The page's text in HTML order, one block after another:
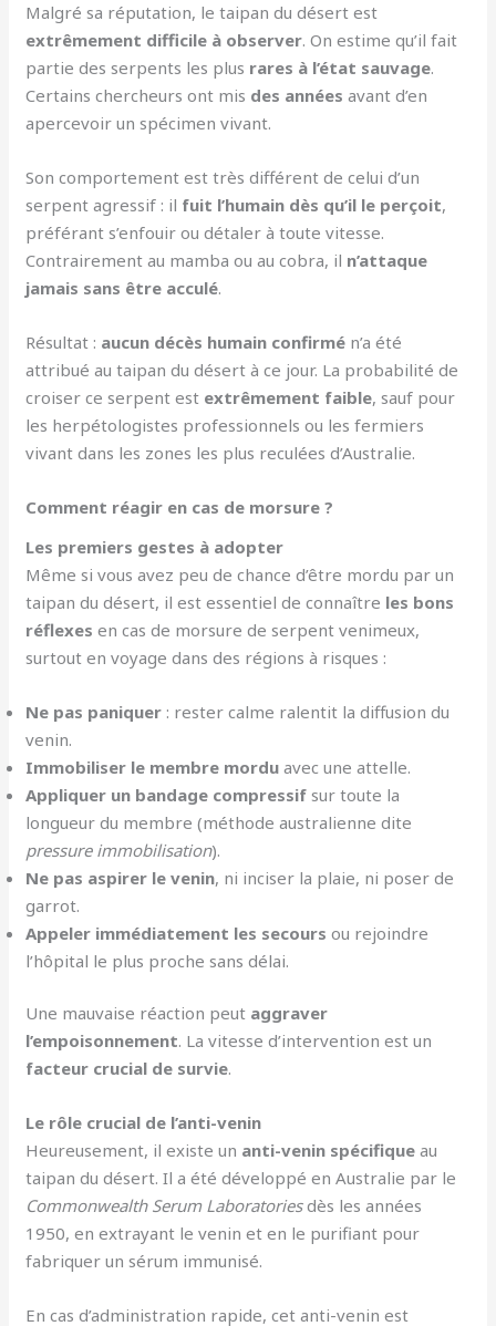
Malgré sa réputation, le taipan du désert est
extrêmement difficile à observer. On estime qu’il fait
partie des serpents les plus rares à l’état sauvage.
Certains chercheurs ont mis des années avant d’en
apercevoir un spécimen vivant.
Son comportement est très différent de celui d’un
serpent agressif : il fuit l’humain dès qu’il le perçoit,
préférant s’enfouir ou détaler à toute vitesse.
Contrairement au mamba ou au cobra, il n’attaque
jamais sans être acculé.
Résultat : aucun décès humain confirmé n’a été
attribué au taipan du désert à ce jour. La probabilité de
croiser ce serpent est extrêmement faible, sauf pour
les herpétologistes professionnels ou les fermiers
vivant dans les zones les plus reculées d’Australie.
Comment réagir en cas de morsure ?
Les premiers gestes à adopter
Même si vous avez peu de chance d’être mordu par un
taipan du désert, il est essentiel de connaître les bons
réflexes en cas de morsure de serpent venimeux,
surtout en voyage dans des régions à risques :
Ne pas paniquer : rester calme ralentit la diffusion du
venin.
Immobiliser le membre mordu avec une attelle.
Appliquer un bandage compressif sur toute la
longueur du membre (méthode australienne dite
pressure immobilisation).
Ne pas aspirer le venin, ni inciser la plaie, ni poser de
garrot.
Appeler immédiatement les secours ou rejoindre
l’hôpital le plus proche sans délai.
Une mauvaise réaction peut aggraver
l’empoisonnement. La vitesse d’intervention est un
facteur crucial de survie.
Le rôle crucial de l’anti-venin
Heureusement, il existe un anti-venin spécifique au
taipan du désert. Il a été développé en Australie par le
Commonwealth Serum Laboratoriesdès les années
1950, en extrayant le venin et en le purifiant pour
fabriquer un sérum immunisé.
En cas d’administration rapide, cet anti-venin est